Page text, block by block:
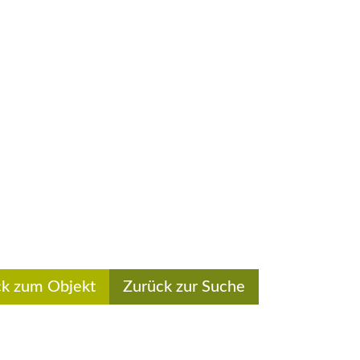
zum Objekt Zurück zur Suche